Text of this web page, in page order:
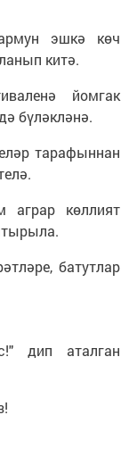
эшкә көч
китә.
йомгак
бүләкләнә.
тарафыннан
аграр көллият
батутлар
дип аталган